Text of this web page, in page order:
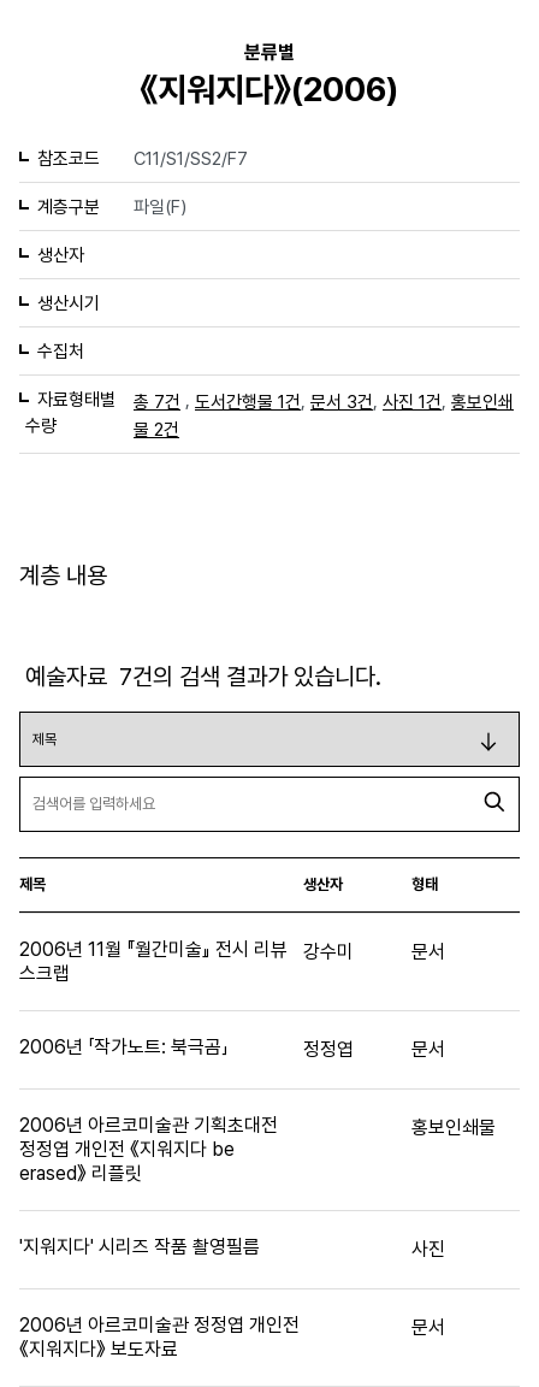
분류별
《지워지다》(2006)
참조코드 C11/S1/SS2/F7
계층구분 파일(F)
생산자
생산시기
수집처
자료형태별
수량
총 7건 , 도서간행물 1건 문서 3건 사진 1건 홍보인쇄
물 2건
계층 내용
예술자료 7건의 검색 결과가 있습니다.
제목 생산자 형태
2006년 11월 『월간미술』 전시 리뷰
스크랩
강수미 문서
2006년 「작가노트: 북극곰」 정정엽 문서
2006년 아르코미술관 기획초대전
정정엽 개인전 《지워지다 be
erased》 리플릿
홍보인쇄물
'지워지다' 시리즈 작품 촬영필름 사진
2006년 아르코미술관 정정엽 개인전
《지워지다》 보도자료
문서